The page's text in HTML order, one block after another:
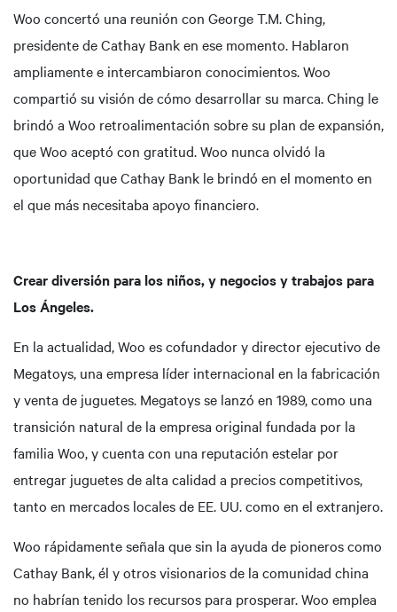
Woo concertó una reunión con George T.M. Ching,
presidente de Cathay Bank en ese momento. Hablaron
ampliamente e intercambiaron conocimientos. Woo
compartió su visión de cómo desarrollar su marca. Ching le
brindó a Woo retroalimentación sobre su plan de expansión,
que Woo aceptó con gratitud. Woo nunca olvidó la
oportunidad que Cathay Bank le brindó en el momento en
el que más necesitaba apoyo financiero.
Crear diversión para los niños, y negocios y trabajos para
Los Ángeles.
En la actualidad, Woo es cofundador y director ejecutivo de
Megatoys, una empresa líder internacional en la fabricación
y venta de juguetes. Megatoys se lanzó en 1989, como una
transición natural de la empresa original fundada por la
familia Woo, y cuenta con una reputación estelar por
entregar juguetes de alta calidad a precios competitivos,
tanto en mercados locales de EE. UU. como en el extranjero.
Woo rápidamente señala que sin la ayuda de pioneros como
Cathay Bank, él y otros visionarios de la comunidad china
no habrían tenido los recursos para prosperar. Woo emplea